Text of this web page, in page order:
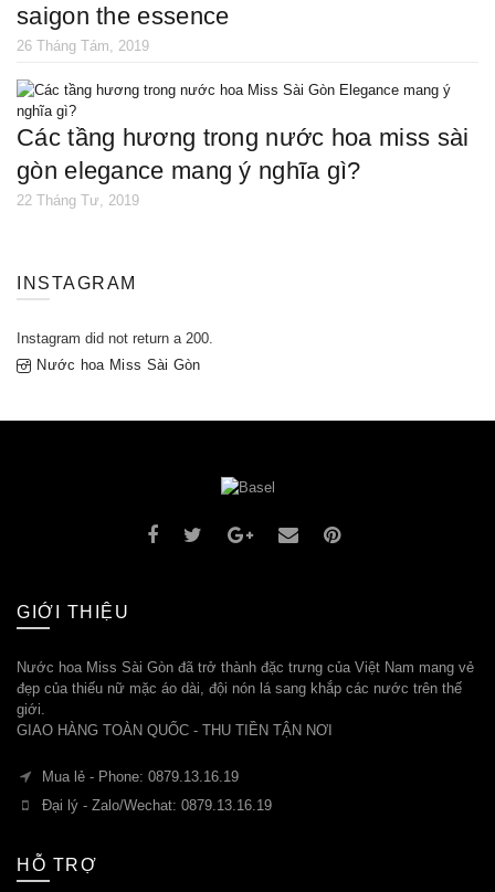
saigon the essence
26 Tháng Tám, 2019
các tầng hương trong nước hoa miss sài
gòn elegance mang ý nghĩa gì?
22 Tháng Tư, 2019
INSTAGRAM
Instagram did not return a 200.
Nước hoa Miss Sài Gòn
GIỚI THIỆU
Nước hoa Miss Sài Gòn đã trở thành đặc trưng của Việt Nam mang vẻ
đẹp của thiếu nữ mặc áo dài, đội nón lá sang khắp các nước trên thế
giới.
GIAO HÀNG TOÀN QUỐC - THU TIỀN TẬN NƠI
Mua lẻ - Phone: 0879.13.16.19
Đại lý - Zalo/Wechat: 0879.13.16.19
HỖ TRỢ